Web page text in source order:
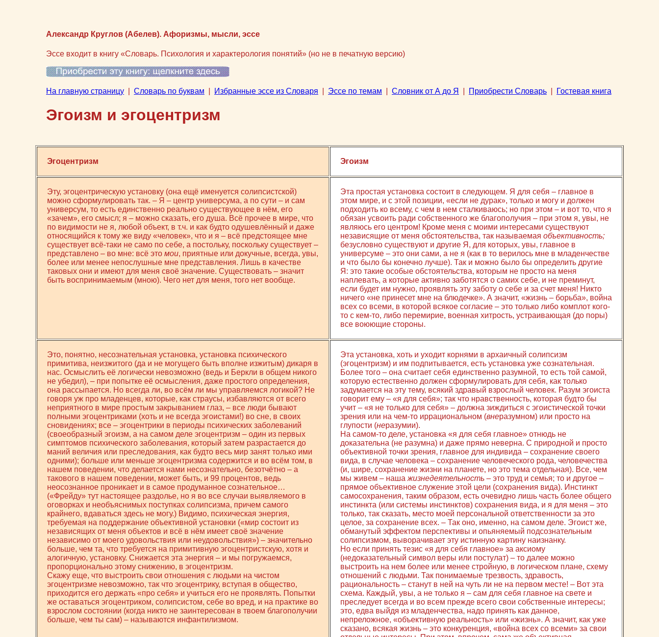
Александр Круглов (Абелев). Афоризмы, мысли, эссе
Эссе входит в книгу «Словарь. Психология и характерология понятий» (но не в печатную версию)
На главную страницу Словарь по буквам Избранные эссе из Словаря Эссе по темам Словник от А до Я Приобрести Словарь Гостевая книга
Эгоизм и эгоцентризм
Эгоцентризм Эгоизм
Эту, эгоцентрическую установку (она ещё именуется солипсистской)
можно сформулировать так. – Я – центр универсума, а по сути – и сам
универсум, то есть единственно реально существующее в нём, его
«зачем», его смысл; я – можно сказать, его душа. Всё прочее в мире, что
по видимости не я, любой объект, в т.ч. и как будто одушевлённый и даже
относящийся к тому же виду «человек», что и я – всё предстоящее мне
существует всё-таки не само по себе, а постольку, поскольку существует –
представлено – во мне: всё это мои, приятные или докучные, всегда, увы,
более или менее непослушные мне представления. Лишь в качестве
таковых они и имеют для меня своё значение. Существовать – значит
быть воспринимаемым (мною). Чего нет для меня, того нет вообще.
Эта простая установка состоит в следующем. Я для себя – главное в
этом мире, и с этой позиции, «если не дурак», только и могу и должен
подходить ко всему, с чем в нем сталкиваюсь; но при этом – и вот то, что я
обязан усвоить ради собственного же благополучия – при этом я, увы, не
являюсь его центром! Кроме меня с моими интересами существуют
независящие от меня обстоятельства, так называемая объективность;
безусловно существуют и другие Я, для которых, увы, главное в
универсуме – это они сами, а не я (как в то верилось мне в младенчестве
и что было бы конечно лучше). Так и можно было бы определить другие
Я: это такие особые обстоятельства, которым не просто на меня
наплевать, а которые активно заботятся о самих себе, и не преминут,
если будет им нужно, проявлять эту заботу о себе и за счет меня! Никто
ничего «не принесет мне на блюдечке». А значит, «жизнь – борьба», война
всех со всеми, в которой всякое согласие – это только либо комплот кого-
то с кем-то, либо перемирие, военная хитрость, устраивающая (до поры)
все воюющие стороны.
Это, понятно, несознательная установка, установка психического
примитива, неизжитого (да и не могущего быть вполне изжитым) дикаря в
нас. Осмыслить её логически невозможно (ведь и Беркли в общем никого
не убедил), – при попытке её осмысления, даже простого определения,
она рассыпается. Но всегда ли, во всём ли мы управляемся логикой? Не
говоря уж про младенцев, которые, как страусы, избавляются от всего
неприятного в мире простым закрыванием глаз, – все люди бывают
полными эгоцентриками (хоть и не всегда эгоистами!) во сне, в своих
сновидениях; все – эгоцентрики в периоды психических заболеваний
(своеобразный эгоизм, а на самом деле эгоцентризм – один из первых
симптомов психического заболевания, который затем разрастается до
маний величия или преследования, как будто весь мир занят только ими
одними); больше или меньше эгоцентризма содержится и во всём том, в
нашем поведении, что делается нами несознательно, безотчётно – а
такового в нашем поведении, может быть, и 99 процентов, ведь
неосознанное проникает и в самое продуманное сознательное…
(«Фрейду» тут настоящее раздолье, но я во все случаи выявляемого в
оговорках и необъяснимых поступках солипсизма, причем самого
крайнего, вдаваться здесь не могу.) Видимо, психическая энергия,
требуемая на поддержание объективной установки («мир состоит из
независящих от меня объектов и всё в нём имеет своё значение
независимо от моего удовольствия или неудовольствия») – значительно
больше, чем та, что требуется на примитивную эгоцентристскую, хотя и
алогичную, установку. Снижается эта энергия – и мы погружаемся,
пропорционально этому снижению, в эгоцентризм.
Скажу еще, что выстроить свои отношения с людьми на чистом
эгоцентризме невозможно, так что эгоцентрику, вступая в общество,
приходится его держать «про себя» и учиться его не проявлять. Попытки
же оставаться эгоцентриком, солипсистом, себе во вред, и на практике во
взрослом состоянии (когда никто не заинтересован в твоем благополучии
больше, чем ты сам) – называются инфантилизмом.
Эта установка, хоть и уходит корнями в архаичный солипсизм
(эгоцентризм) и им подпитывается, есть установка уже сознательная.
Более того – она считает себя единственно разумной, то есть той самой,
которую естественно должен сформулировать для себя, как только
задумается на эту тему, всякий здравый взрослый человек. Разум эгоиста
говорит ему – «я для себя»; так что нравственность, которая будто бы
учит – «я не только для себя» – должна зиждиться с эгоистической точки
зрения или на чем-то иррациональном (внеразумном) или просто на
глупости (неразумии).
На самом-то деле, установка «я для себя главное» отнюдь не
доказательна (не разумна) и даже прямо неверна. С природной и просто
объективной точки зрения, главное для индивида – сохранение своего
вида, в случае человека – сохранение человеческого рода, человечества
(и, шире, сохранение жизни на планете, но это тема отдельная). Все, чем
мы живем – наша жизнедеятельность – это труд и семья; то и другое –
прямое объективное служение этой цели (сохранения вида). Инстинкт
самосохранения, таким образом, есть очевидно лишь часть более общего
инстинкта (или системы инстинктов) сохранения вида, и я для меня – это
только, так сказать, место моей персональной ответственности за это
целое, за сохранение всех. – Так оно, именно, на самом деле. Эгоист же,
обманутый эффектом перспективы и опьяняемый подсознательным
солипсизмом, выворачивает эту истинную картину наизнанку.
Но если принять тезис «я для себя главное» за аксиому
(недоказательный символ веры или постулат) – то далее можно
выстроить на нем более или менее стройную, в логическом плане, схему
отношений с людьми. Так понимаемые трезвость, здравость,
рациональность – станут в ней на чуть ли не на первом месте! – Вот эта
схема. Каждый, увы, а не только я – сам для себя главное на свете и
преследует всегда и во всем прежде всего свои собственные интересы;
это, едва выйдя из младенчества, надо принять как данное,
непреложное, «объективную реальность» или «жизнь». А значит, как уже
сказано, всякая жизнь – это конкуренция, «война всех со всеми» за свои